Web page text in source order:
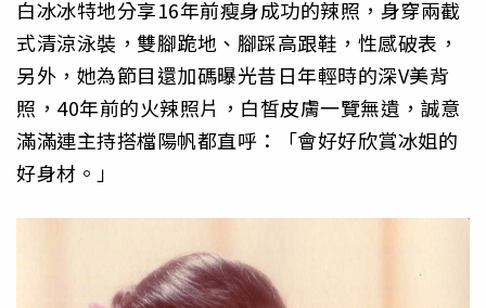
白冰冰特地分享16年前瘦身成功的辣照，身穿兩截
式清涼泳裝，雙腳跪地、腳踩高跟鞋，性感破表，
另外，她為節目還加碼曝光昔日年輕時的深V美背
照，40年前的火辣照片，白皙皮膚一覽無遺，誠意
滿滿連主持搭檔陽帆都直呼：「會好好欣賞冰姐的
好身材。」